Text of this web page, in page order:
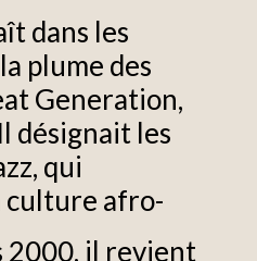
dans les
plume des
Generation,
désignait les
qui
culture afro-
2000, il revient